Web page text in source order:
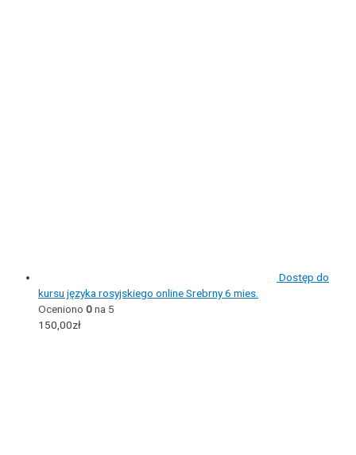
Dostęp do
kursu języka rosyjskiego online Srebrny 6 mies.
Oceniono 0na 5
150,00zł